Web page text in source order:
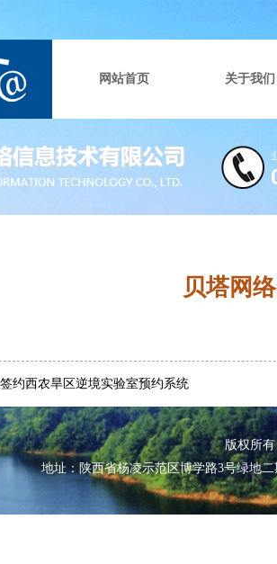
网站首页 关于我们
贝塔网
约西农旱区逆境实验室预约系统
版权所
地址：陕西省杨凌示范区博学路3号绿